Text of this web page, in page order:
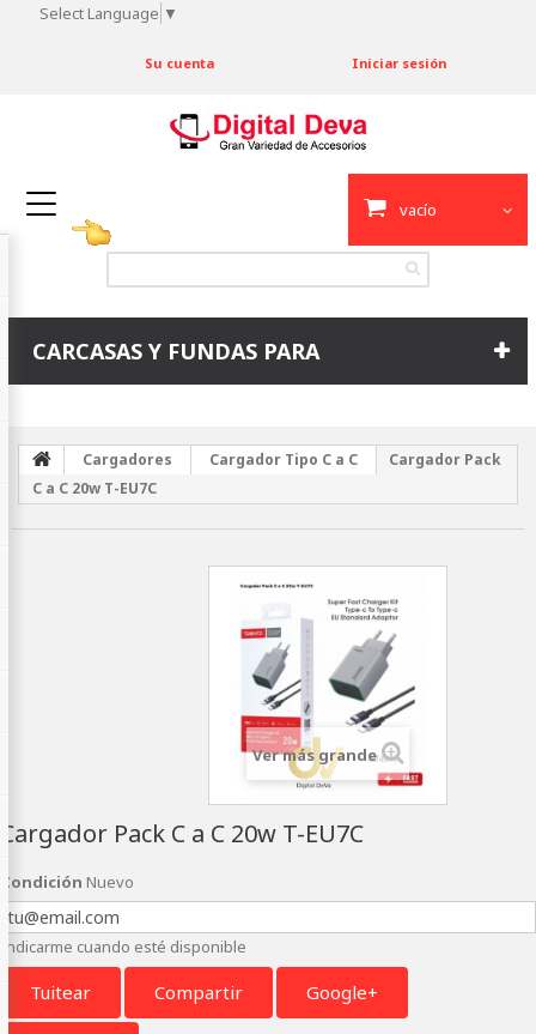
Select Language ▼
Iniciar sesión
Su cuenta
vacío
CARCASAS Y FUNDAS PARA
Cargadores Cargador Tipo C a C
Cargador Pack
C a C 20w T-EU7C
Ver más grande
Cargador Pack C a C 20w T-EU7C
Condición Nuevo
Indicarme cuando esté disponible
Tuitear Compartir Google+